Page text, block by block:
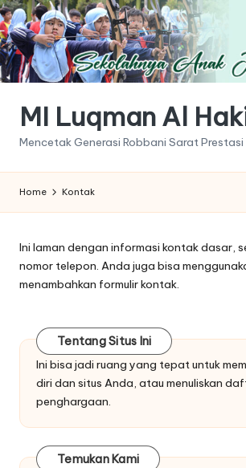
MI Luqman Al
Mencetak Generasi Robbani Sarat Prestasi
Home Kontak
Ini laman dengan informasi kontak dasar,
nomor telepon. Anda juga bisa
menambahkan formulir kontak.
Tentang Situs Ini
Ini bisa jadi ruang yang tepat untuk
diri dan situs Anda, atau menuliskan
penghargaan.
Temukan Kami